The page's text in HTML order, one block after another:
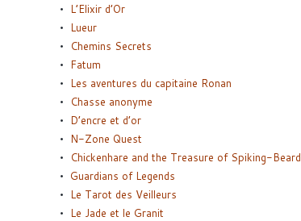
L’Elixir d’Or
Lueur
Chemins Secrets
Fatum
Les aventures du capitaine Ronan
Chasse anonyme
D’encre et d’or
N-Zone Quest
Chickenhare and the Treasure of Spiking-Beard
Guardians of Legends
Le Tarot des Veilleurs
Le Jade et le Granit